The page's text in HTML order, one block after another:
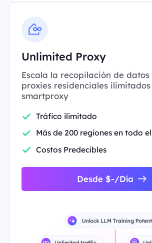
Unlimited Proxy
Escala la recopilación de datos
proxies residenciales
smartproxy
Tráfico ilimitado
Más de 200 regiones en todo
Costos Predecibles
Desde $-/Día